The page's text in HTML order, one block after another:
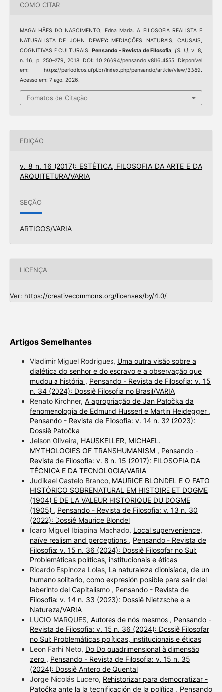
COMO CITAR
MAGALHÃES DO NASCIMENTO, Edna Maria. A FILOSOFIA REALISTA E
NATURALISTA DE JOHN DEWEY: MEDIAÇÕES NATURAIS, CAUSAIS,
COGNITIVAS E CULTURAIS. Pensando - Revista de Filosofia [S. l.], v. 8,
n. 16, p. 250–279, 2018. DOI: 10.26694/pensando.v8i16.4555. Disponível
em: https://periodicos.ufpi.br/index.php/pensando/article/view/3389.
Acesso em: 7 ago. 2026.
Fomatos de Citação
EDIÇÃO
v. 8 n. 16 (2017): ESTÉTICA, FILOSOFIA DA ARTE E DA
ARQUITETURA/VARIA
SEÇÃO
ARTIGOS/VARIA
LICENÇA
Ver: https://creativecommons.org/licenses/by/4.0/
Artigos Semelhantes
Vladimir Miguel Rodrigues, Uma outra visão sobre a
dialética do senhor e do escravo e a observação que
mudou a história , Pensando - Revista de Filosofia: v. 15
n. 34 (2024): Dossiê Filosofia no Brasil/VARIA
Renato Kirchner, A apropriação de Jan Patočka da
fenomenologia de Edmund Husserl e Martin Heidegger ,
Pensando - Revista de Filosofia: v. 14 n. 32 (2023):
Dossiê Patočka
Jelson Oliveira, HAUSKELLER, MICHAEL.
MYTHOLOGIES OF TRANSHUMANISM , Pensando -
Revista de Filosofia: v. 8 n. 15 (2017): FILOSOFIA DA
TÉCNICA E DA TECNOLOGIA/VARIA
Judikael Castelo Branco, MAURICE BLONDEL E O FATO
HISTÓRICO SOBRENATURAL EM HISTOIRE ET DOGME
(1904) E DE LA VALEUR HISTORIQUE DU DOGME
(1905) , Pensando - Revista de Filosofia: v. 13 n. 30
(2022): Dossiê Maurice Blondel
Ícaro Miguel Ibiapina Machado, Local supervenience,
naïve realism and perceptions , Pensando - Revista de
Filosofia: v. 15 n. 36 (2024): Dossiê Filosofar no Sul:
Problemáticas políticas, institucionais e éticas
Ricardo Espinoza Lolas, La naturaleza dionisíaca, de un
humano solitario, como expresión posible para salir del
laberinto del Capitalismo , Pensando - Revista de
Filosofia: v. 14 n. 33 (2023): Dossiê Nietzsche e a
Natureza/VARIA
LUCIO MARQUES, Autores de nós mesmos , Pensando -
Revista de Filosofia: v. 15 n. 36 (2024): Dossiê Filosofar
no Sul: Problemáticas políticas, institucionais e éticas
Leon Farhi Neto, Do Do quadrimensional à dimensão
zero , Pensando - Revista de Filosofia: v. 15 n. 35
(2024): Dossiê Antero de Quental
Jorge Nicolás Lucero, Rehistorizar para democratizar -
Patočka ante la la tecnificación de la política , Pensando